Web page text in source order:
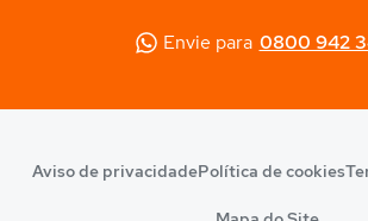
Envie para 0800 942
Aviso de privacidadePolítica de cookies